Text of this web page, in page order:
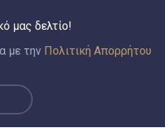
μας δελτίο!
με την Πολιτική Απορρήτου